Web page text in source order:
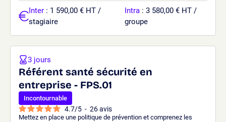
Inter : 1 590,00 € HT /
stagiaire
Intra : 3 580,00 € HT /
groupe
Référent santé sécurité en
entreprise - FPS.01
Incontournable
4.7/5 - 26avis
Mettez en place une politique de prévention et comprenez les
3 jours